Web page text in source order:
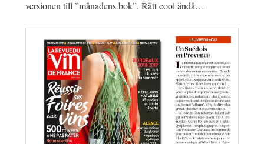
versionen till ”månadens bok”. Rätt cool ändå…